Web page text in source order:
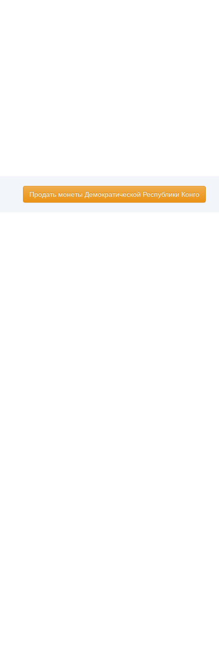
Продать монеты Демократической Республики Конго